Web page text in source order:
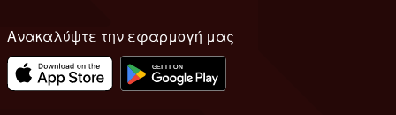
Ανακαλύψτε την εφαρμογή μας